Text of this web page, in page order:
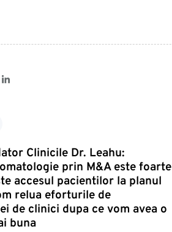
Clinicile Dr. Leahu:
prin M&A este foarte
accesul pacientilor la planul
relua eforturile de
de clinici dupa ce vom avea o
buna